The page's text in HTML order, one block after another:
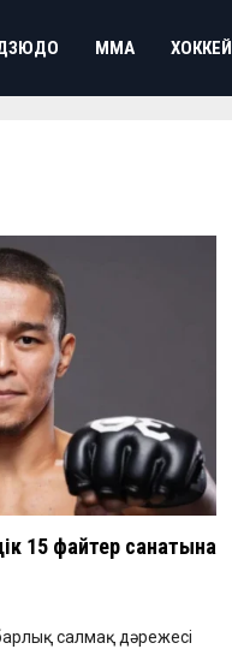
ММА ХОККЕЙ
15 файтер санатына
салмақ дәрежесі